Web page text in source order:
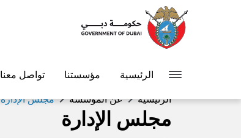
الرئيسية مؤسستنا تواصل معنا
الرئيسيةchevron_rightعن المؤسسةchevron_rightمجلس الإدارة
مجلس الإدارة